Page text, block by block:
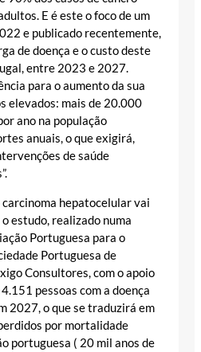
E é este o foco de um
e publicado recentemente,
de doença e o custo deste
entre 2023 e 2027.
para o aumento da sua
elevados: mais de 20.000
ano na população
anuais, o que exigirá,
de saúde
hepatocelular vai
estudo, realizado numa
Portuguesa para o
Portuguesa de
Consultores, com o apoio
pessoas com a doença
2027, o que se traduzirá em
por mortalidade
portuguesa ( 20 mil anos de